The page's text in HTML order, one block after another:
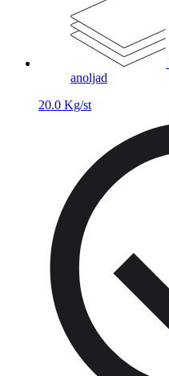
anoljad
20.0 Kg/st